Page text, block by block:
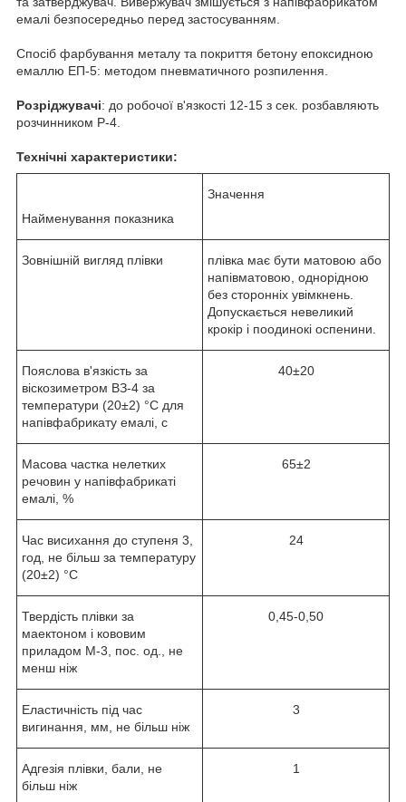
емалі безпосередньо перед застосуванням.
Спосіб фарбування металу та покриття бетону епоксидною
емаллю ЕП-5: методом пневматичного розпилення.
Розріджувачі: до робочої в'язкості 12-15 з сек. розбавляють
розчинником Р-4.
Технічні характеристики:
Найменування показника
Значення
Зовнішній вигляд плівки
плівка має бути матовою або
напівматовою, однорідною
без сторонніх увімкнень.
Допускається невеликий
крокір і поодинокі оспенини.
Пояслова в'язкість за
віскозиметром ВЗ-4 за
температури (20±2) °C для
напівфабрикату емалі, с
40±20
Масова частка нелетких
речовин у напівфабрикаті
емалі, %
65±2
Час висихання до ступеня 3,
год, не більш за температуру
(20±2) °C
24
Твердість плівки за
маектоном і кововим
приладом М-3, пос. од., не
менш ніж
0,45-0,50
Еластичність під час
вигинання, мм, не більш ніж
3
Адгезія плівки, бали, не
більш ніж
1